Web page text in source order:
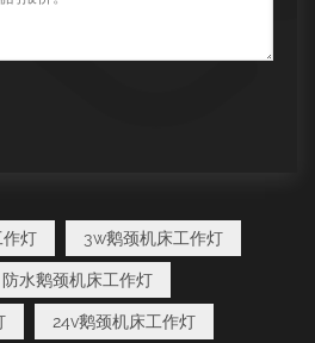
作灯 3w鹅颈机床工作灯
防水鹅颈机床工作灯
24v鹅颈机床工作灯